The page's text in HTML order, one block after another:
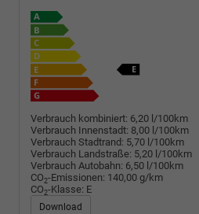
Verbrauch kombiniert: 6,20 l/100km
Verbrauch Innenstadt: 8,00 l/100km
Verbrauch Stadtrand: 5,70 l/100km
Verbrauch Landstraße: 5,20 l/100km
Verbrauch Autobahn: 6,50 l/100km
CO2-Emissionen: 140,00 g/km
CO2-Klasse: E
Download